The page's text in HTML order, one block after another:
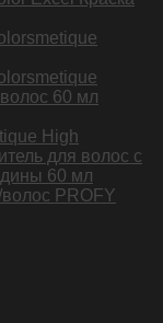
60 мл
High
для волос с
60 мл
PROFY